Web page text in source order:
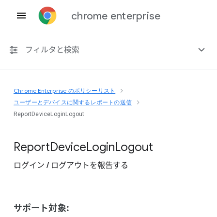
chrome enterprise
フィルタと検索
プラットフォーム共通
Chrome 151
非推奨ポリシーを含める
Chrome Enterprise のポリシーリスト
ユーザーとデバイスに関するレポートの送信
ReportDeviceLoginLogout
ReportDeviceLoginLogout
ログイン / ログアウトを報告する
サポート対象: